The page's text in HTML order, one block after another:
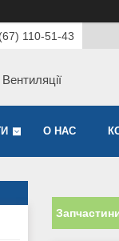
110-51-43
О НАС